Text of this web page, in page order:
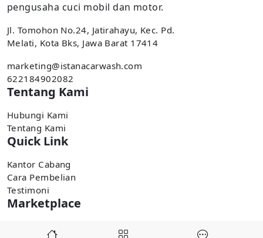
pengusaha cuci mobil dan motor.
Jl. Tomohon No.24, Jatirahayu, Kec. Pd.
Melati, Kota Bks, Jawa Barat 17414
marketing@istanacarwash.com
622184902082
Tentang Kami
Hubungi Kami
Tentang Kami
Quick Link
Kantor Cabang
Cara Pembelian
Testimoni
Marketplace
Pembelian tersedia di marketplace,